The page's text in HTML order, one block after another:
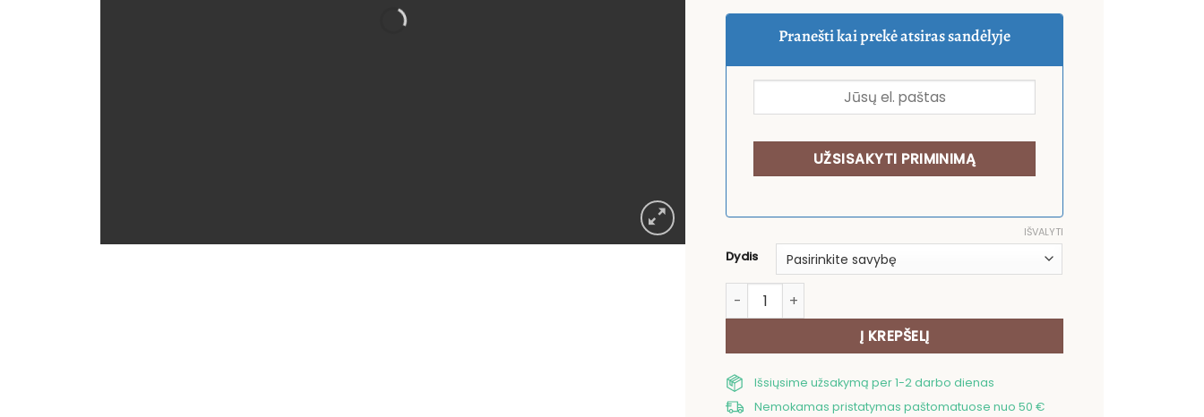
2,00 €
through
3,50 €
Pranešti kai prekė atsiras sandėlyje
Dydis
IŠVALYTI
produkto kiekis: Kalėdinė stalo servetėlė Linksmų Švenčių
Į KREPŠELĮ
Išsiųsime užsakymą per 1-2 darbo dienas
Nemokamas pristatymas paštomatuose nuo 50 €